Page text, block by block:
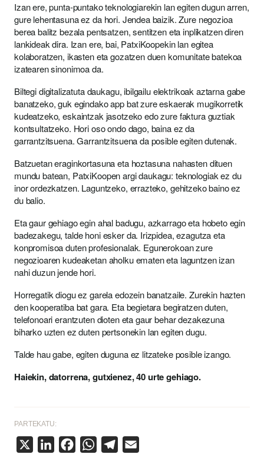
Izan ere, punta-puntako teknologiarekin lan egiten dugun arren,
gure lehentasuna ez da hori. Jendea baizik. Zure negozioa
berea balitz bezala pentsatzen, sentitzen eta inplikatzen diren
lankideak dira. Izan ere, bai, PatxiKoopekin lan egitea
kolaboratzen, ikasten eta gozatzen duen komunitate batekoa
izatearen sinonimoa da.
Biltegi digitalizatuta daukagu, ibilgailu elektrikoak aztarna gabe
banatzeko, guk egindako app bat zure eskaerak mugikorretik
kudeatzeko, eskaintzak jasotzeko edo zure faktura guztiak
kontsultatzeko. Hori oso ondo dago, baina ez da
garrantzitsuena. Garrantzitsuena da posible egiten dutenak.
Batzuetan eraginkortasuna eta hoztasuna nahasten dituen
mundu batean, PatxiKoopen argi daukagu: teknologiak ez du
inor ordezkatzen. Laguntzeko, errazteko, gehitzeko baino ez
du balio.
Eta gaur gehiago egin ahal badugu, azkarrago eta hobeto egin
badezakegu, talde honi esker da. Irizpidea, ezagutza eta
konpromisoa duten profesionalak. Egunerokoan zure
negozioaren kudeaketan aholku ematen eta laguntzen izan
nahi duzun jende hori.
Horregatik diogu ez garela edozein banatzaile. Zurekin hazten
den kooperatiba bat gara. Eta begietara begiratzen duten,
telefonoari erantzuten dioten eta gaur behar dezakezuna
biharko uzten ez duten pertsonekin lan egiten dugu.
Talde hau gabe, egiten duguna ez litzateke posible izango.
Haiekin, datorrena, gutxienez, 40 urte gehiago.
PARTEKATU:
LinkedInFacebookWhatsAppTelegram